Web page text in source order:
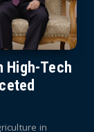
High-Tech
in